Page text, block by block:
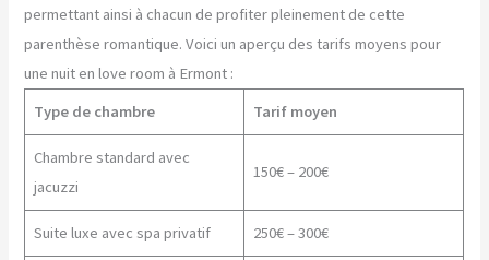
permettant ainsi à chacun de profiter pleinement de cette
parenthèse romantique. Voici un aperçu des tarifs moyens pour
une nuit en love room à Ermont :
Type de chambre
Tarif moyen
Chambre standard avec
jacuzzi
150€ – 200€
Suite luxe avec spa privatif 250€ – 300€